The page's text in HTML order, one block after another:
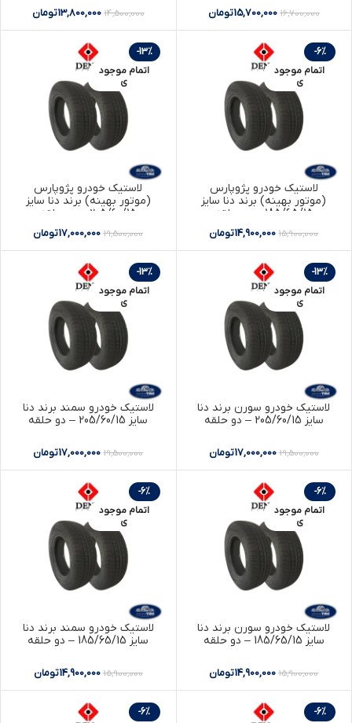
16,700,000
15,700,000تومان 14,500,000
13,800,000تومان
-6%
اتمام موجود
ی
لاستیک خودرو پژوپارس
(موتور بهینه) برند دنا سایز
185/65/15 – دو حلقه
15,900,000
14,900,000تومان
-13%
اتمام موجود
ی
لاستیک خودرو پژوپارس
(موتور بهینه) برند دنا سایز
205/60/15 – دو حلقه
19,500,000
17,000,000تومان
-13%
اتمام موجود
ی
لاستیک خودرو سورن برند دنا
سایز 205/60/15 – دو حلقه
19,500,000
17,000,000تومان
-13%
اتمام موجود
ی
لاستیک خودرو سمند برند دنا
سایز 205/60/15 – دو حلقه
19,500,000
17,000,000تومان
-6%
اتمام موجود
ی
لاستیک خودرو سورن برند دنا
سایز 185/65/15 – دو حلقه
15,900,000
14,900,000تومان
-6%
اتمام موجود
ی
لاستیک خودرو سمند برند دنا
سایز 185/65/15 – دو حلقه
15,900,000
14,900,000تومان
-6%
-6%